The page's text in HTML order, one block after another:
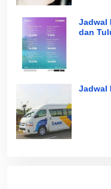
Jadwal
dan
Jadwal